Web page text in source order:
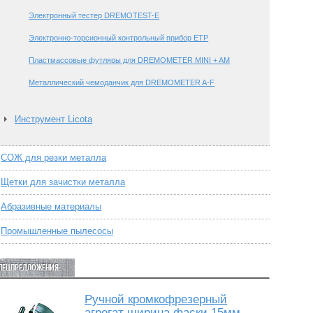
Электронный тестер DREMOTEST-E
Электронно-торсионный контрольный прибор ETP
Пластмассовые футляры для DREMOMETER MINI + AM
Металлический чемоданчик для DREMOMETER A-F
Инструмент Licota
СОЖ для резки металла
Щетки для зачистки металла
Абразивные материалы
Промышленные пылесосы
Ручной кромкофрезерный